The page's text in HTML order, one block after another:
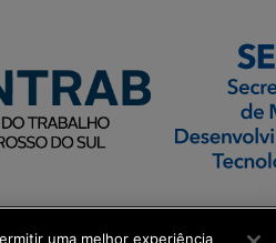
uma melhor experiência